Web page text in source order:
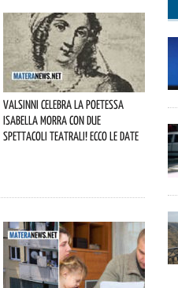
Valsinni celebra la poetessa
Isabella Morra con due
spettacoli teatrali! Ecco le date